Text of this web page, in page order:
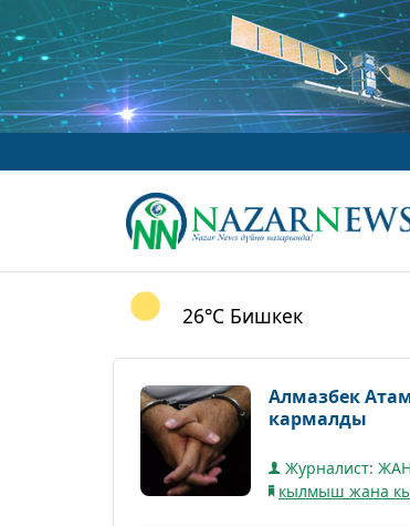
26°C Бишкек
Алмазбек
кармалды
Журналист:
кылмыш жана